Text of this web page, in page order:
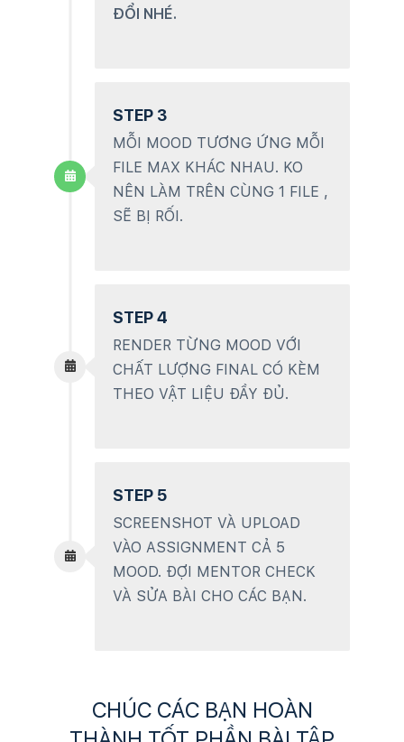
ĐỔI NHÉ.
STEP 3
MỖI MOOD TƯƠNG ỨNG MỖI
FILE MAX KHÁC NHAU. KO
NÊN LÀM TRÊN CÙNG 1 FILE ,
SẼ BỊ RỐI.
STEP 4
RENDER TỪNG MOOD VỚI
CHẤT LƯỢNG FINAL CÓ KÈM
THEO VẬT LIỆU ĐẦY ĐỦ.
STEP 5
SCREENSHOT VÀ UPLOAD
VÀO ASSIGNMENT CẢ 5
MOOD. ĐỢI MENTOR CHECK
VÀ SỬA BÀI CHO CÁC BẠN.
CHÚC CÁC BẠN HOÀN